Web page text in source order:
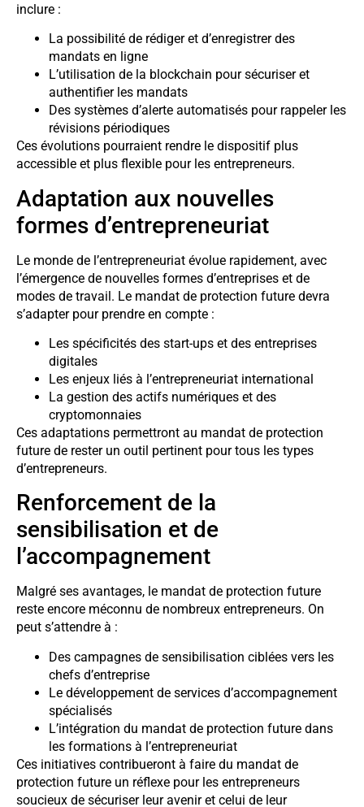
inclure :
La possibilité de rédiger et d’enregistrer des
mandats en ligne
L’utilisation de la blockchain pour sécuriser et
authentifier les mandats
Des systèmes d’alerte automatisés pour rappeler les
révisions périodiques
Ces évolutions pourraient rendre le dispositif plus
accessible et plus flexible pour les entrepreneurs.
Adaptation aux nouvelles
formes d’entrepreneuriat
Le monde de l’entrepreneuriat évolue rapidement, avec
l’émergence de nouvelles formes d’entreprises et de
modes de travail. Le mandat de protection future devra
s’adapter pour prendre en compte :
Les spécificités des start-ups et des entreprises
digitales
Les enjeux liés à l’entrepreneuriat international
La gestion des actifs numériques et des
cryptomonnaies
Ces adaptations permettront au mandat de protection
future de rester un outil pertinent pour tous les types
d’entrepreneurs.
Renforcement de la
sensibilisation et de
l’accompagnement
Malgré ses avantages, le mandat de protection future
reste encore méconnu de nombreux entrepreneurs. On
peut s’attendre à :
Des campagnes de sensibilisation ciblées vers les
chefs d’entreprise
Le développement de services d’accompagnement
spécialisés
L’intégration du mandat de protection future dans
les formations à l’entrepreneuriat
Ces initiatives contribueront à faire du mandat de
protection future un réflexe pour les entrepreneurs
soucieux de sécuriser leur avenir et celui de leur